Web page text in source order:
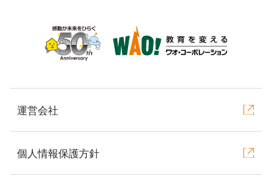
運営会社
個人情報保護方針